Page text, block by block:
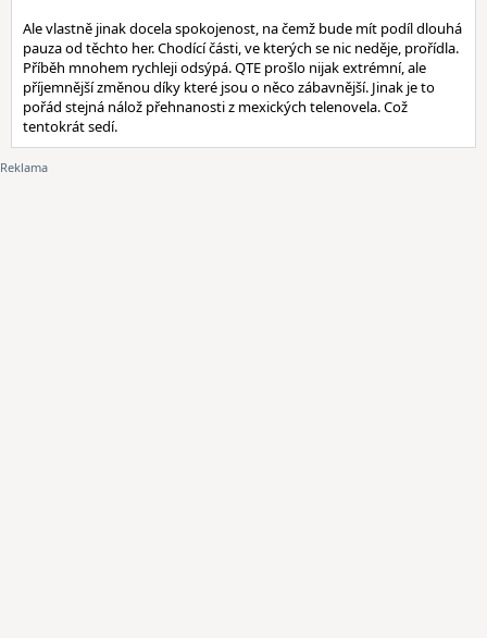
Ale vlastně jinak docela spokojenost, na čemž bude mít podíl dlouhá
pauza od těchto her. Chodící části, ve kterých se nic neděje, prořídla.
Příběh mnohem rychleji odsýpá. QTE prošlo nijak extrémní, ale
příjemnější změnou díky které jsou o něco zábavnější. Jinak je to
pořád stejná nálož přehnanosti z mexických telenovela. Což
tentokrát sedí.